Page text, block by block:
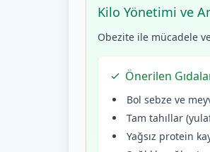
Kilo Yönetimi ve
Obezite ile mücadele
Önerilen
Bol sebze ve
Tam tahıllar
Yağsız protein